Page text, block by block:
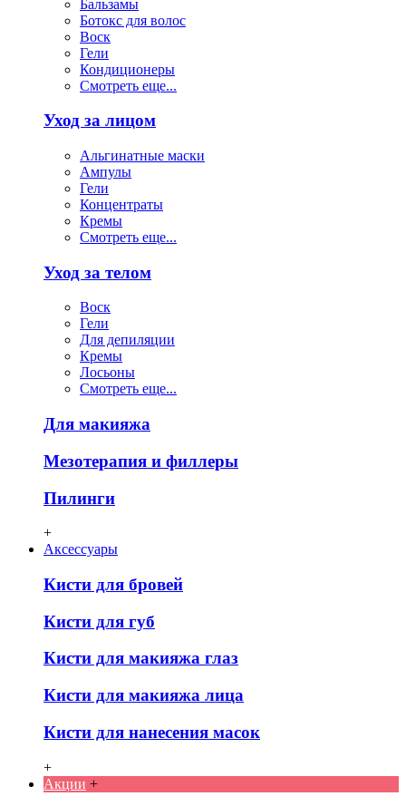
Бальзамы
Ботокс для волос
Воск
Гели
Кондиционеры
Смотреть еще...
Уход за лицом
Альгинатные маски
Ампулы
Гели
Концентраты
Кремы
Смотреть еще...
Уход за телом
Воск
Гели
Для депиляции
Кремы
Лосьоны
Смотреть еще...
Для макияжа
Мезотерапия и филлеры
Пилинги
+
Аксессуары
Кисти для бровей
Кисти для губ
Кисти для макияжа глаз
Кисти для макияжа лица
Кисти для нанесения масок
+
Акции +